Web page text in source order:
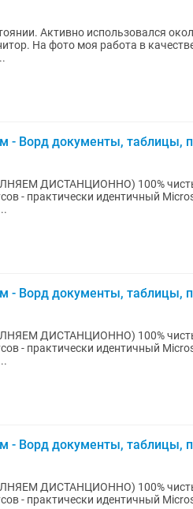
Активно использовался
На фото моя работа в качестве
- Ворд документы, таблицы,
100% чистый, безлимитный,
- практически идентичный
- Ворд документы, таблицы,
100% чистый, безлимитный,
- практически идентичный
- Ворд документы, таблицы,
100% чистый, безлимитный,
- практически идентичный